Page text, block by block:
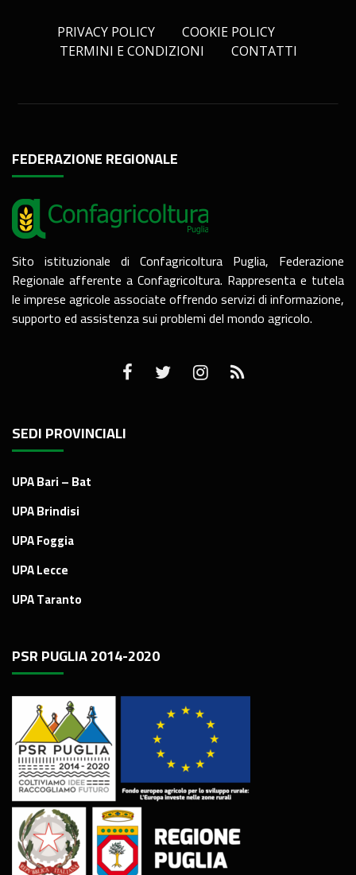
PRIVACY POLICY
COOKIE POLICY
TERMINI E CONDIZIONI
CONTATTI
FEDERAZIONE REGIONALE
Sito istituzionale di Confagricoltura Puglia, Federazione
Regionale afferente a Confagricoltura. Rappresenta e tutela
le imprese agricole associate offrendo servizi di informazione,
supporto ed assistenza sui problemi del mondo agricolo.
SEDI PROVINCIALI
UPA Bari – Bat
UPA Brindisi
UPA Foggia
UPA Lecce
UPA Taranto
PSR PUGLIA 2014-2020